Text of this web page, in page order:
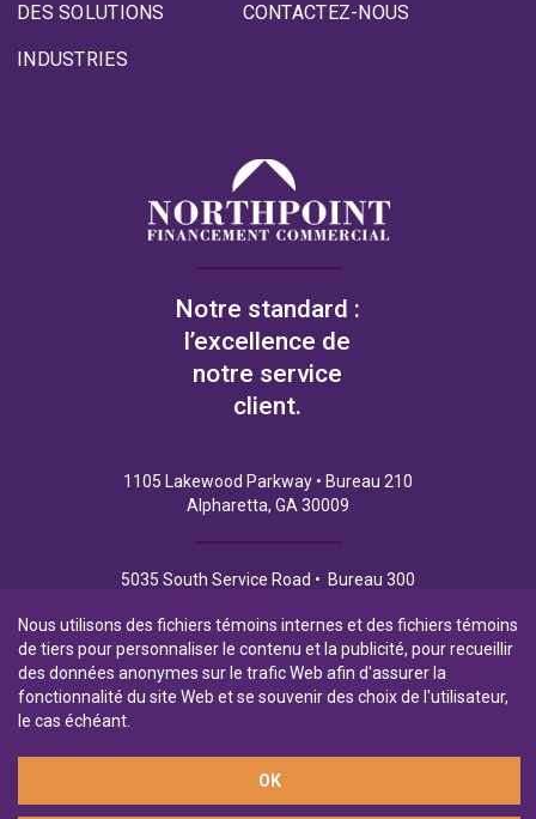
DES SOLUTIONS
INDUSTRIES
CONTACTEZ-NOUS
Notre standard :
l’excellence de
notre service
client.
1105 Lakewood Parkway • Bureau 210
Alpharetta, GA 30009
5035 South Service Road • Bureau 300
Politique de Confidentialité
Filiale en propriété exclusive de la Banque Laurentienne
Nous utilisons des fichiers témoins internes et des fichiers témoins
de tiers pour personnaliser le contenu et la publicité, pour recueillir
des données anonymes sur le trafic Web afin d'assurer la
fonctionnalité du site Web et se souvenir des choix de l'utilisateur,
le cas échéant.
OK